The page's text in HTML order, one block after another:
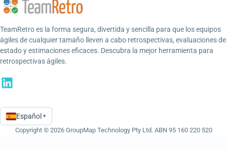
TeamRetro es la forma segura, divertida y sencilla para que los equipos
ágiles de cualquier tamaño lleven a cabo retrospectivas, evaluaciones de
estado y estimaciones eficaces. Descubra la mejor herramienta para
retrospectivas ágiles.
Language
Español ▾
Copyright © 2026 GroupMap Technology Pty Ltd. ABN 95 160 220 520